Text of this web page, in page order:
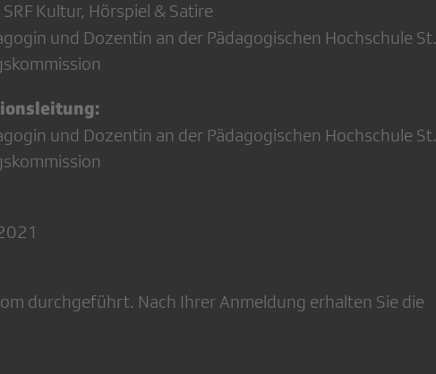
Kultur, Hörspiel & Satire
und Dozentin an der Pädagogischen Hochschule St.
und Dozentin an der Pädagogischen Hochschule St.
durchgeführt. Nach Ihrer Anmeldung erhalten Sie die